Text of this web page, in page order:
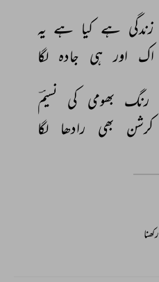
زندگی ہے کیا ہے یہ
اک اور ہی جادہ لگا
رنگ بھومی کی نسیمؔ
کرشن بھی رادھا لگا